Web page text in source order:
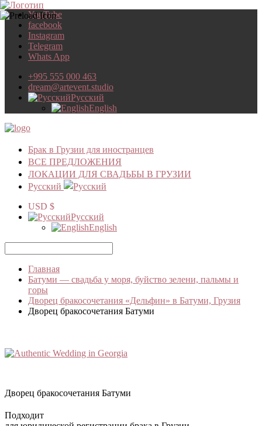
YouTube
facebook
Instagram
Telegram
Whats App
+995 555 000 463
dream@artevent.studio
Русский
English
Брак в Грузии для иностранцев
ВСЕ ПРЕДЛОЖЕНИЯ
ЛОКАЦИИ ДЛЯ СВАДЬБЫ В ГРУЗИИ
Русский
USD $
Русский
English
Главная
Батуми — свадьба у моря, буйство зелени, пальмы и
горы
Дворец бракосочетания «Дельфин» в Батуми, Грузия
Дворец бракосочетания Батуми
Дворец бракосочетания Батуми
Подходит